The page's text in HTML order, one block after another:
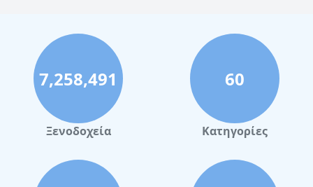
7,258,491
Ξενοδοχεία
60
Κατηγορίες